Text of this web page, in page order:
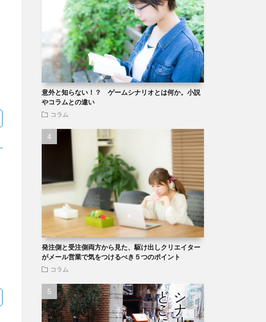
意外と知らない！？ ゲームシナリオとは何か。小説
やコラムとの違い
コラム
発注側と受注側両方から見た、駆け出しクリエイター
がメール営業で気をつけるべき５つのポイント
コラム